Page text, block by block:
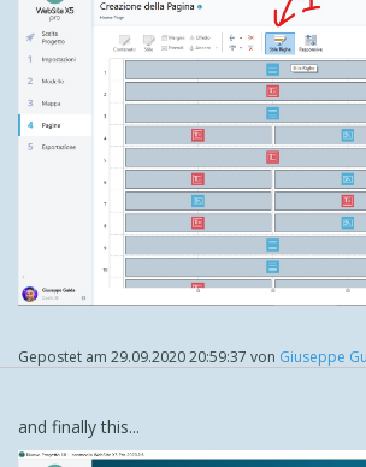
Gepostet am 29.09.2020 20:59:37 von Giuseppe
and finally this...